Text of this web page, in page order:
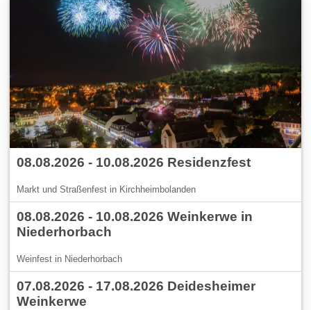
08.08.2026 - 10.08.2026 Residenzfest
Markt und Straßenfest in Kirchheimbolanden
08.08.2026 - 10.08.2026 Weinkerwe in
Niederhorbach
Weinfest in Niederhorbach
07.08.2026 - 17.08.2026 Deidesheimer
Weinkerwe